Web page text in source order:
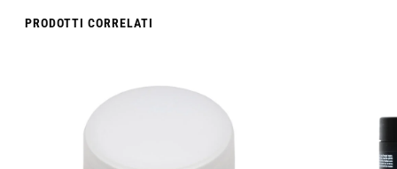
PRODOTTI CORRELATI